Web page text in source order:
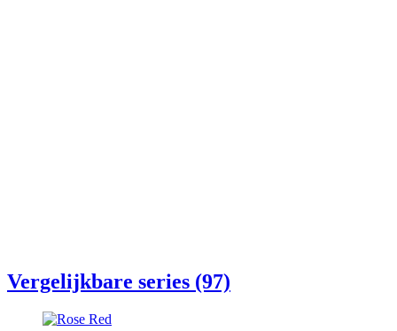
Vergelijkbare series (97)